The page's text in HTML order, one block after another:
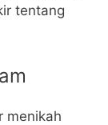
tentang
menikah